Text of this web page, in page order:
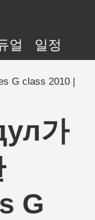
얼 일정
G class 2010 |
가
G